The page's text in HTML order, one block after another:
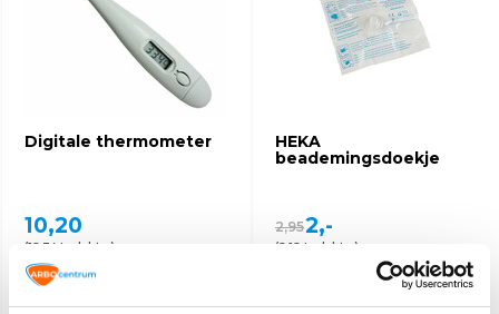
Digitale thermometer
10,20
(12,34 Incl. btw)
Vandaag besteld, dinsdag
in huis
HEKA
beademingsdoekje
2,952,-
(2,18 Incl. btw)
Vandaag besteld, dinsdag